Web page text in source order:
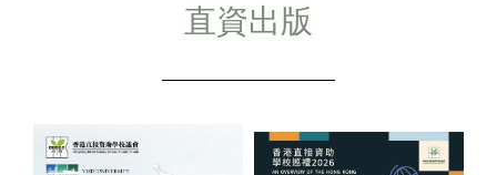
直資出版